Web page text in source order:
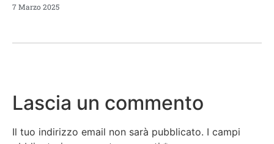
7 Marzo 2025
Lascia un commento
Il tuo indirizzo email non sarà pubblicato. I campi